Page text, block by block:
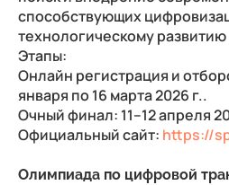
способствующих
технологическому
Этапы:
Онлайн регистрация и
января по 16 марта 2026 г..
Очный финал: 11–12 апреля
Официальный сайт: https://
Олимпиада по цифровой